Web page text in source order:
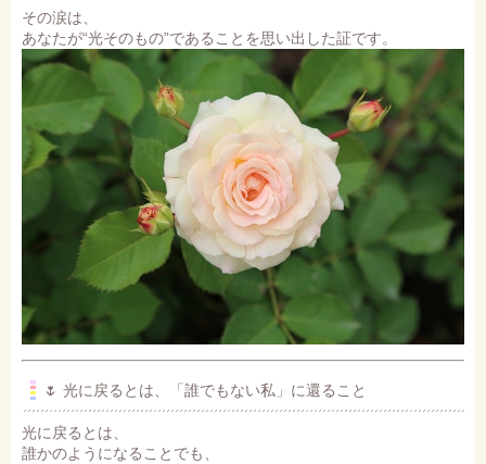
その涙は、
あなたが“光そのもの”であることを思い出した証です。
🌷 光に戻るとは、「誰でもない私」に還ること
光に戻るとは、
誰かのようになることでも、